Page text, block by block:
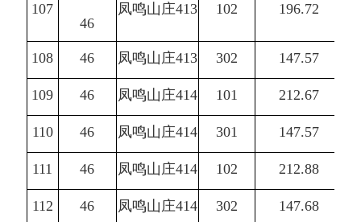
107
46
凤鸣山庄413 102 196.72
108 46 凤鸣山庄413 302 147.57
109 46 凤鸣山庄414 101 212.67
110 46 凤鸣山庄414 301 147.57
111 46 凤鸣山庄414 102 212.88
112 46 凤鸣山庄414 302 147.68